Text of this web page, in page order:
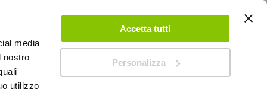
media
nostro
utilizzo
Accetta tutti
Personalizza
ACCEDI CREA UN ACCOUNT CONTATTACI